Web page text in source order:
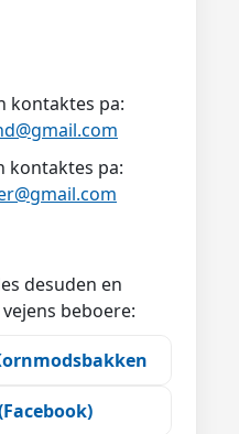
kontaktes pa:
kontaktes pa:
desuden en
beboere: